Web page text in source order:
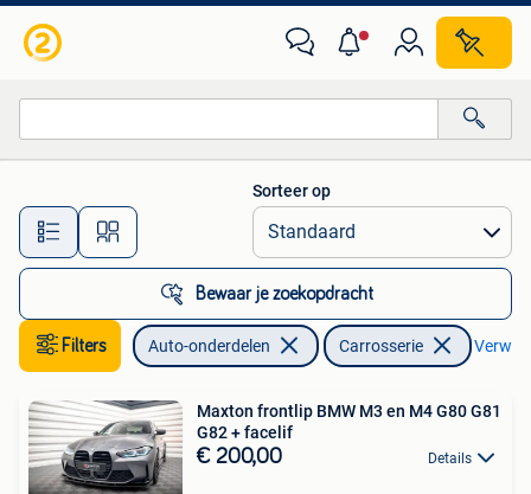
Alle afstanden…
Sorteer op
Bewaar je zoekopdracht
Filters Auto-onderdelen Carrosserie
Maxton frontlip BMW M3 en M4 G80 G81
G82 + facelif
€ 200,00 Details